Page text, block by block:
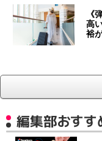
《
高
裕
編集部おすす